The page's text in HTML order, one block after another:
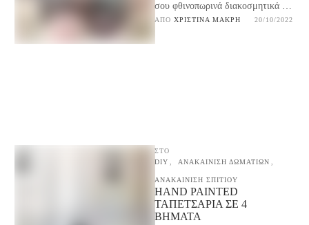
σου φθινοπωρινά διακοσμητικά για
μια όμορφη και οικονομική
ΑΠΌ ΧΡΙΣΤΊΝΑ ΜΑΚΡΉ 20/10/2022
ΣΤΟ
DIY
ΑΝΑΚΑΙΝΙΣΗ ΔΩΜΑΤΙΩΝ
ΑΝΑΚΑΙΝΙΣΗ ΣΠΙΤΙΟΥ
HAND PAINTED
ΤΑΠΕΤΣΑΡΊΑ ΣΕ 4
ΒΉΜΑΤΑ